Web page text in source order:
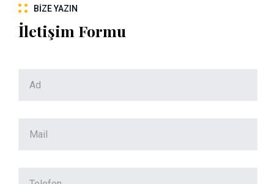
BIZE YAZIN
İletişim Formu